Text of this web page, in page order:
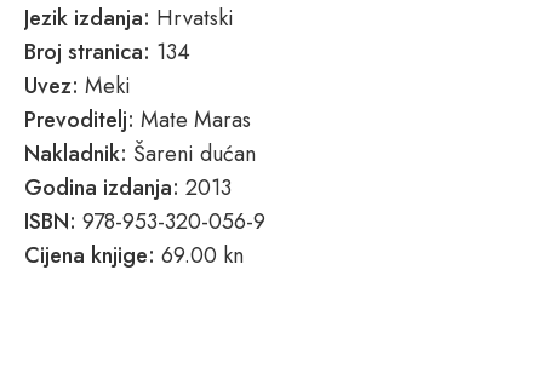
Jezik izdanja: Hrvatski
Broj stranica: 134
Uvez: Meki
Prevoditelj: Mate Maras
Nakladnik: Šareni dućan
Godina izdanja: 2013
ISBN: 978-953-320-056-9
Cijena knjige: 69.00 kn